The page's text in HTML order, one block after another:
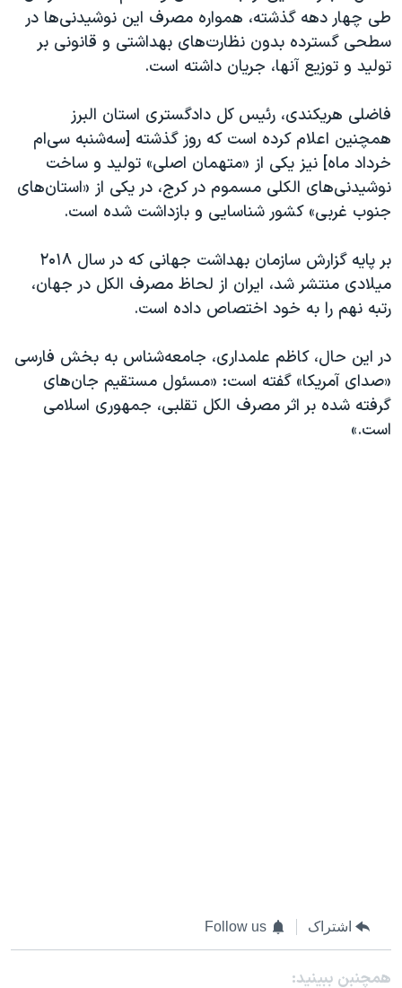
طی چهار دهه گذشته، همواره مصرف این نوشیدنی‌ها در
سطحی گسترده بدون نظارت‌های بهداشتی و قانونی بر
تولید و توزیع آنها، جریان داشته است.
فاضلی هریکندی، رئیس کل دادگستری استان البرز
همچنین اعلام کرده است که روز گذشته [سه‌شنبه سی‌ام
خرداد ماه] نیز یکی از «متهمان اصلی» تولید و ساخت
نوشیدنی‌های الکلی مسموم در کرج، در یکی از «استان‌های
جنوب غربی» کشور شناسایی و بازداشت شده است.
بر پایه گزارش سازمان بهداشت جهانی که در سال ۲۰۱۸
میلادی منتشر شد، ایران از لحاظ مصرف الکل در جهان،
رتبه نهم را به خود اختصاص داده است.
در این حال، کاظم علمداری، جامعه‌شناس به بخش فارسی
«صدای آمریکا» گفته است: «مسئول مستقیم جان‌های
گرفته شده بر اثر مصرف الکل تقلبی، جمهوری اسلامی
است.»
اشتراک Follow us
همچنبن ببینید: